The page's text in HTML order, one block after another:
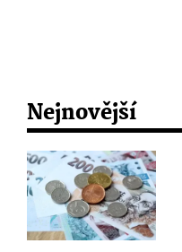
Nejnovější